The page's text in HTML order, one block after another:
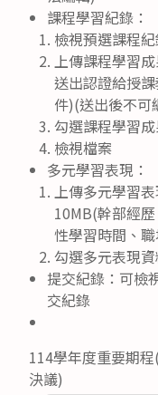
課程學習紀錄：
檢視預選課程
上傳課程學習
送出認證給授
件)(送出後不可
勾選課程學習
檢視檔案
多元學習表現：
上傳多元學習
10MB(幹部經
性學習時間、
勾選多元表現
提交紀錄：可檢
交紀錄
114學年度重要期
決議)